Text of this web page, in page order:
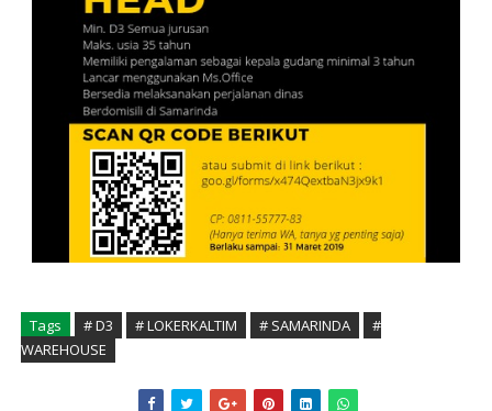
Tags # D3 # LOKERKALTIM # SAMARINDA
#
WAREHOUSE